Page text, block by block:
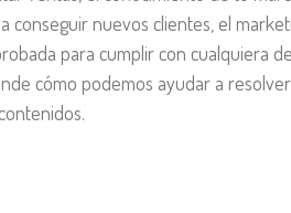
conseguir nuevos clientes, el
para cumplir con cualquiera
cómo podemos ayudar a